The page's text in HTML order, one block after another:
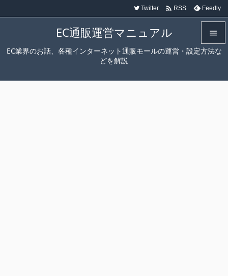
EC通販運営マニュアル
EC業界のお話、各種インターネット通販モールの運営・設定方法な
どを解説



Twitter  RSS Feedly